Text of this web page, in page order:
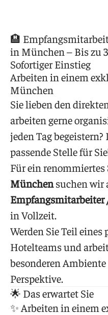
🏨
in München – Bis zu
Sofortiger Einstieg
Arbeiten in einem
München
Sie lieben den
arbeiten gerne
jeden Tag
passende Stelle für
Für ein renommiertes
Münchensuchen wir
Empfangsmitarbeiter
in Vollzeit.
Werden Sie Teil eines
Hotelteams und
besonderen
Perspektive.
🌟 Das erwartet Sie
✨ Arbeiten in einem